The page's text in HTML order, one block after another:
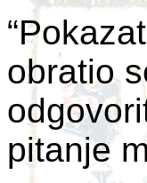
obratio
pitanje